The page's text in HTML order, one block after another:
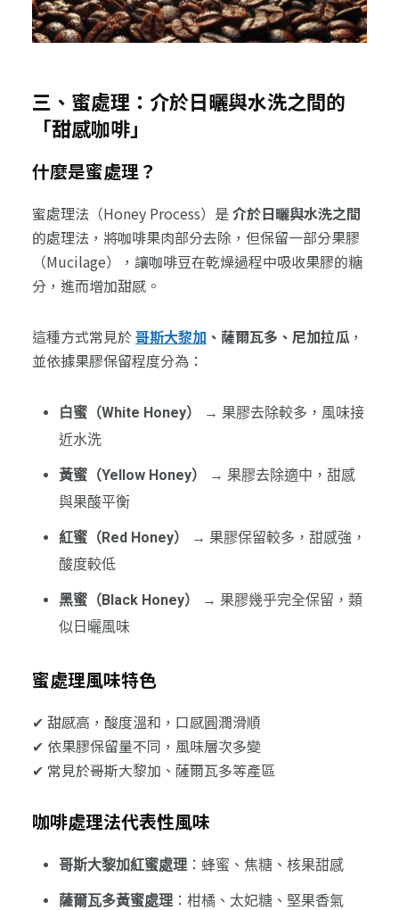
三、蜜處理：介於日曬與水洗之間的
「甜感咖啡」
什麼是蜜處理？
蜜處理法（Honey Process）是介於日曬與水洗之間
的處理法，將咖啡果肉部分去除，但保留一部分果膠
（Mucilage），讓咖啡豆在乾燥過程中吸收果膠的糖
分，進而增加甜感。
這種方式常見於哥斯大黎加 、薩爾瓦多、尼加拉瓜，
並依據果膠保留程度分為：
白蜜（White Honey）
→ 果膠去除較多，風味接
近水洗
黃蜜（Yellow Honey）
→ 果膠去除適中，甜感
與果酸平衡
紅蜜（Red Honey）
→ 果膠保留較多，甜感強，
酸度較低
黑蜜（Black Honey）
→ 果膠幾乎完全保留，類
似日曬風味
蜜處理風味特色
✔ 甜感高，酸度溫和，口感圓潤滑順
✔ 依果膠保留量不同，風味層次多變
✔ 常見於哥斯大黎加、薩爾瓦多等產區
咖啡處理法代表性風味
哥斯大黎加紅蜜處理：蜂蜜、焦糖、核果甜感
薩爾瓦多黃蜜處理：柑橘、太妃糖、堅果香氣